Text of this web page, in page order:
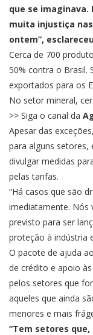
que se imaginava.
muita injustiça
ontem”,
Cerca de 700
50% contra o Brasil.
exportados para os
No setor mineral,
>> Siga o canal da
Apesar das
para alguns setores,
divulgar medidas
pelas tarifas.
“Há casos que são
imediatamente. Nós
previsto para ser
proteção à indústria
O pacote de ajuda
de crédito e apoio
pelos setores que
aqueles que ainda
menores e mais
“Tem setores